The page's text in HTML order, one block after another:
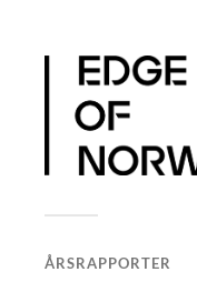
ÅRSRAPPORTER